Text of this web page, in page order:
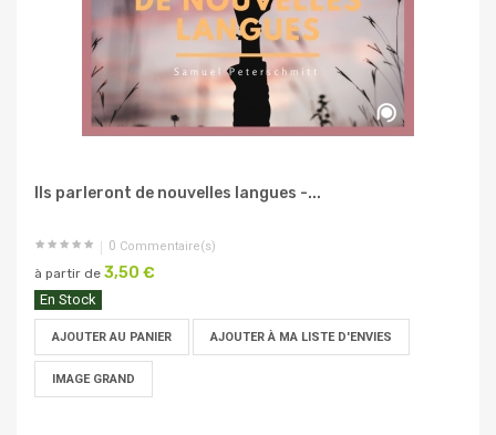
Ils parleront de nouvelles langues -...
0 Commentaire(s)
à partir de 3,50 €
En Stock
AJOUTER AU PANIER AJOUTER À MA LISTE D'ENVIES
IMAGE GRAND